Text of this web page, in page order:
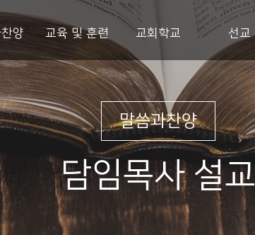
양 교육 및 훈련 교회학교 선교
말씀과찬양
담임목사 설교